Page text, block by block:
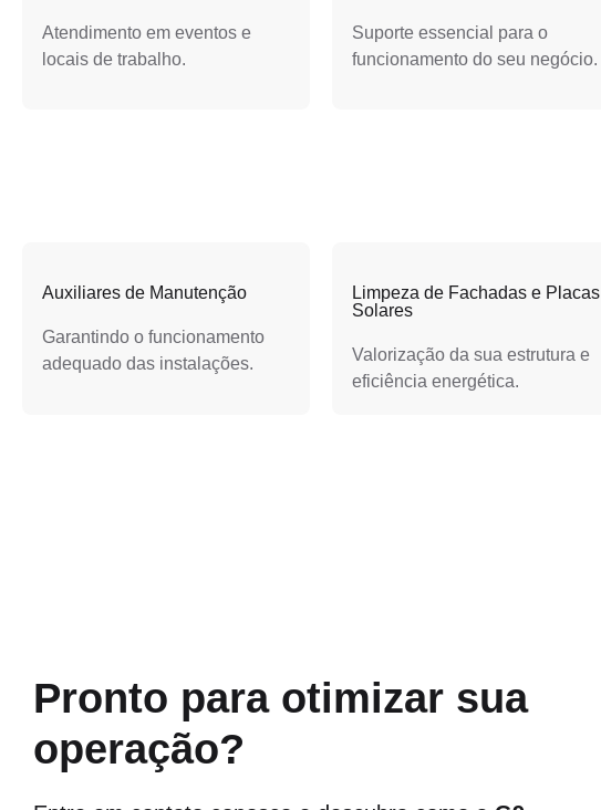
Atendimento em eventos e
locais de trabalho.
Suporte essencial para o
funcionamento do seu negócio.
Auxiliares de Manutenção
Garantindo o funcionamento
adequado das instalações.
Limpeza de Fachadas e Placas
Solares
Valorização da sua estrutura e
eficiência energética.
Pronto para otimizar sua
operação?